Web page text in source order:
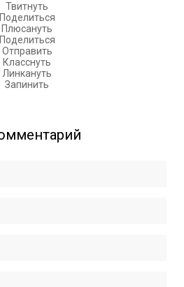
Твитнуть
Поделиться
Плюсануть
Поделиться
Отправить
Класснуть
Линкануть
Запинить